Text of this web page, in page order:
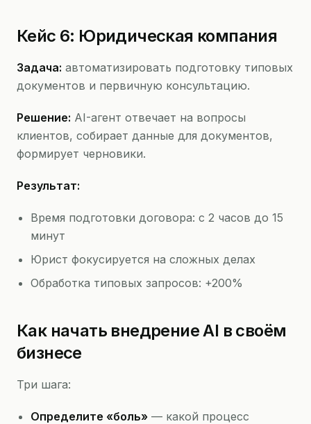
Кейс 6: Юридическая компания
Задача: автоматизировать подготовку типовых
документов и первичную консультацию.
Решение: AI-агент отвечает на вопросы
клиентов, собирает данные для документов,
формирует черновики.
Результат:
Время подготовки договора: с 2 часов до 15
минут
Юрист фокусируется на сложных делах
Обработка типовых запросов: +200%
Как начать внедрение AI в своём
бизнесе
Три шага:
Определите «боль» — какой процесс